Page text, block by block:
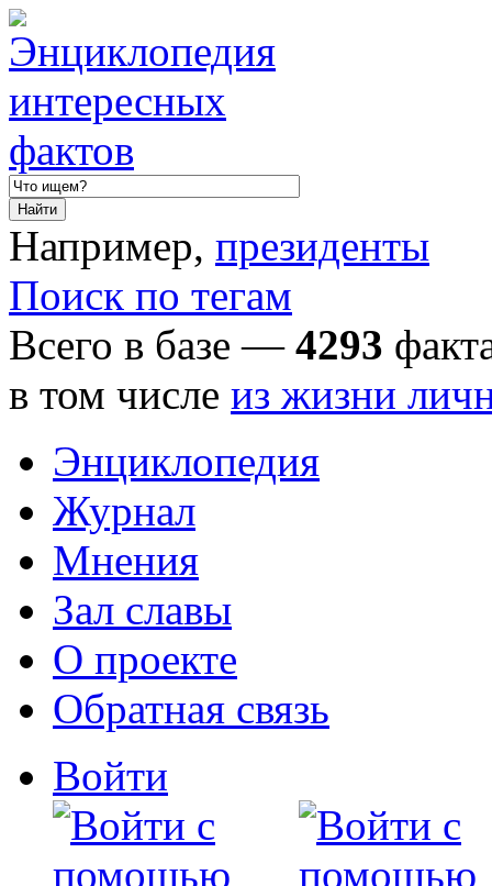
Например, президенты
Поиск по тегам
Всего в базе — 4293
в том числе из жизни
Энциклопедия
Журнал
Мнения
Зал славы
О проекте
Обратная связь
Войти